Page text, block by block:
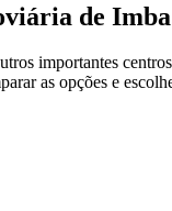
de Imba
importantes
as opções e